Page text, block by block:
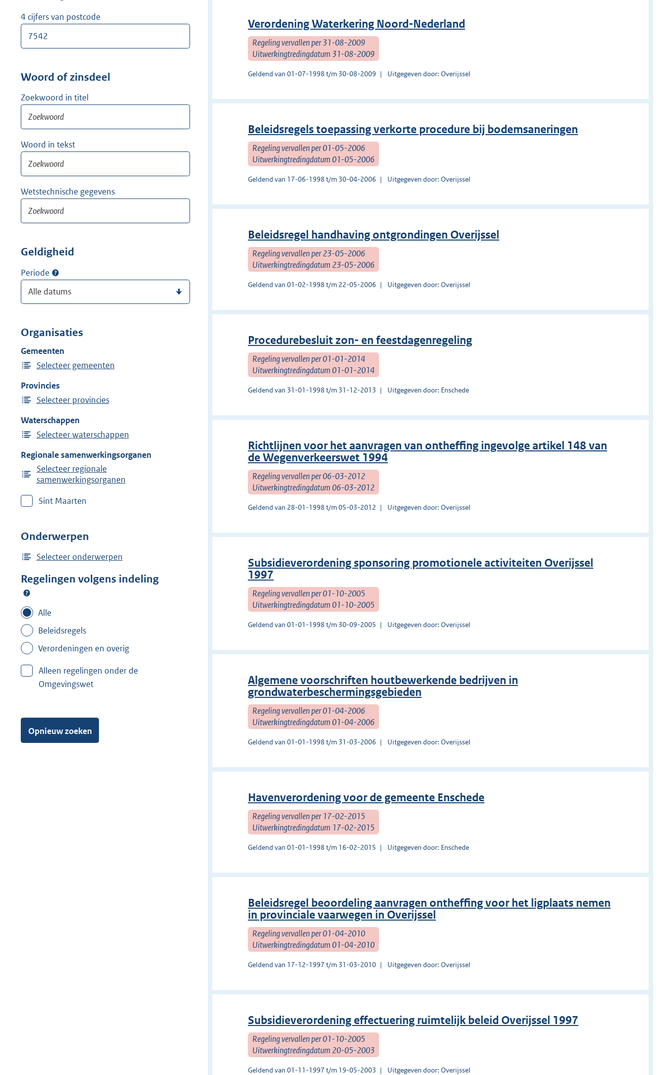
i
4 cijfers van postcode
Woord of zinsdeel
Zoekwoord in titel
Woord in tekst
Wetstechnische gegevens
Geldigheid
Periode
Organisaties
Gemeenten
Selecteer gemeenten
Provincies
Selecteer provincies
Waterschappen
Selecteer waterschappen
Regionale samenwerkingsorganen
Selecteer regionale
samenwerkingsorganen
Sint Maarten
Onderwerpen
Selecteer onderwerpen
Regelingen volgens indeling
Alle
Beleidsregels
Verordeningen en overig
Alleen regelingen onder de
Omgevingswet
Opnieuw zoeken
Verordening Waterkering Noord-Nederland
Regeling vervallen per 31-08-2009
Uitwerkingtredingdatum 31-08-2009
Geldend van 01-07-1998 t/m 30-08-2009 Uitgegeven door: Overijssel
Beleidsregels toepassing verkorte procedure bij bodemsaneringen
Regeling vervallen per 01-05-2006
Uitwerkingtredingdatum 01-05-2006
Geldend van 17-06-1998 t/m 30-04-2006 Uitgegeven door: Overijssel
Beleidsregel handhaving ontgrondingen Overijssel
Regeling vervallen per 23-05-2006
Uitwerkingtredingdatum 23-05-2006
Geldend van 01-02-1998 t/m 22-05-2006 Uitgegeven door: Overijssel
Procedurebesluit zon- en feestdagenregeling
Regeling vervallen per 01-01-2014
Uitwerkingtredingdatum 01-01-2014
Geldend van 31-01-1998 t/m 31-12-2013 Uitgegeven door: Enschede
Richtlijnen voor het aanvragen van ontheffing ingevolge artikel 148 van
de Wegenverkeerswet 1994
Regeling vervallen per 06-03-2012
Uitwerkingtredingdatum 06-03-2012
Geldend van 28-01-1998 t/m 05-03-2012 Uitgegeven door: Overijssel
Subsidieverordening sponsoring promotionele activiteiten Overijssel
1997
Regeling vervallen per 01-10-2005
Uitwerkingtredingdatum 01-10-2005
Geldend van 01-01-1998 t/m 30-09-2005 Uitgegeven door: Overijssel
Algemene voorschriften houtbewerkende bedrijven in
grondwaterbeschermingsgebieden
Regeling vervallen per 01-04-2006
Uitwerkingtredingdatum 01-04-2006
Geldend van 01-01-1998 t/m 31-03-2006 Uitgegeven door: Overijssel
Havenverordening voor de gemeente Enschede
Regeling vervallen per 17-02-2015
Uitwerkingtredingdatum 17-02-2015
Geldend van 01-01-1998 t/m 16-02-2015 Uitgegeven door: Enschede
Beleidsregel beoordeling aanvragen ontheffing voor het ligplaats nemen
in provinciale vaarwegen in Overijssel
Regeling vervallen per 01-04-2010
Uitwerkingtredingdatum 01-04-2010
Geldend van 17-12-1997 t/m 31-03-2010 Uitgegeven door: Overijssel
Subsidieverordening effectuering ruimtelijk beleid Overijssel 1997
Regeling vervallen per 01-10-2005
Uitwerkingtredingdatum 20-05-2003
Geldend van 01-11-1997 t/m 19-05-2003 Uitgegeven door: Overijssel